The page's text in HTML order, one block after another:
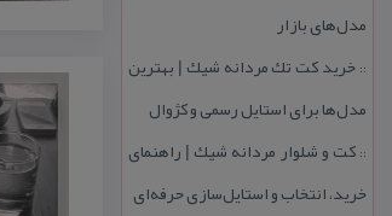
مدل‌های بازار
:: خرید كت تك مردانه شیك | بهترین
مدل‌ها برای استایل رسمی و كژوال
::كت و شلوار مردانه شیك | راهنمای
خرید، انتخاب و استایل‌سازی حرفه‌ای